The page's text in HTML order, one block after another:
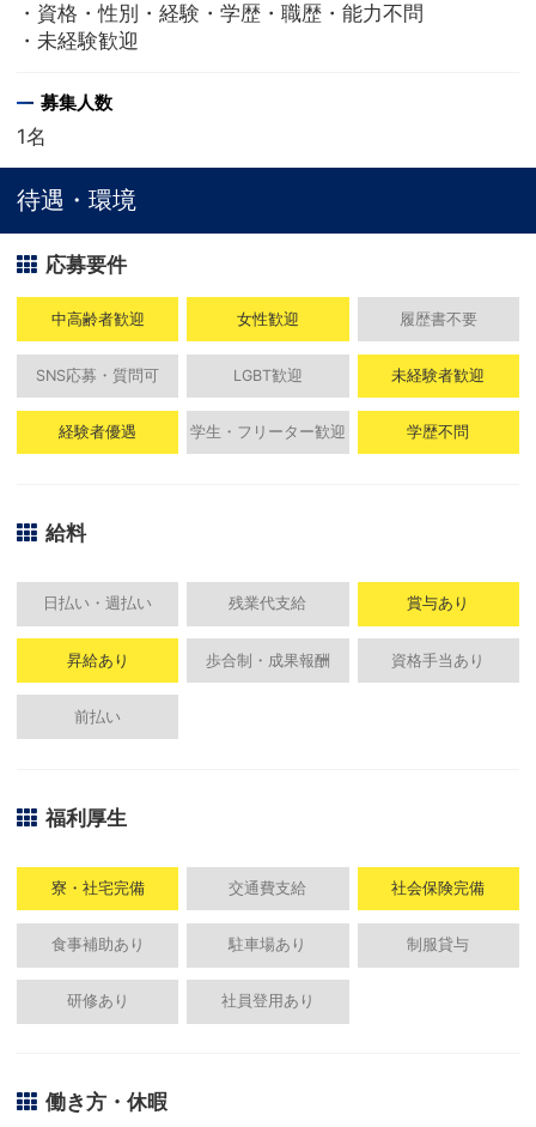
・資格・性別・経験・学歴・職歴・能力不問
・未経験歓迎
募集人数
1名
待遇・環境
応募要件
中高齢者歓迎 女性歓迎 履歴書不要
SNS応募・質問可 LGBT歓迎 未経験者歓迎
経験者優遇 学生・フリーター歓迎 学歴不問
給料
日払い・週払い 残業代支給 賞与あり
昇給あり 歩合制・成果報酬 資格手当あり
前払い
福利厚生
寮・社宅完備 交通費支給 社会保険完備
食事補助あり 駐車場あり 制服貸与
研修あり 社員登用あり
働き方・休暇